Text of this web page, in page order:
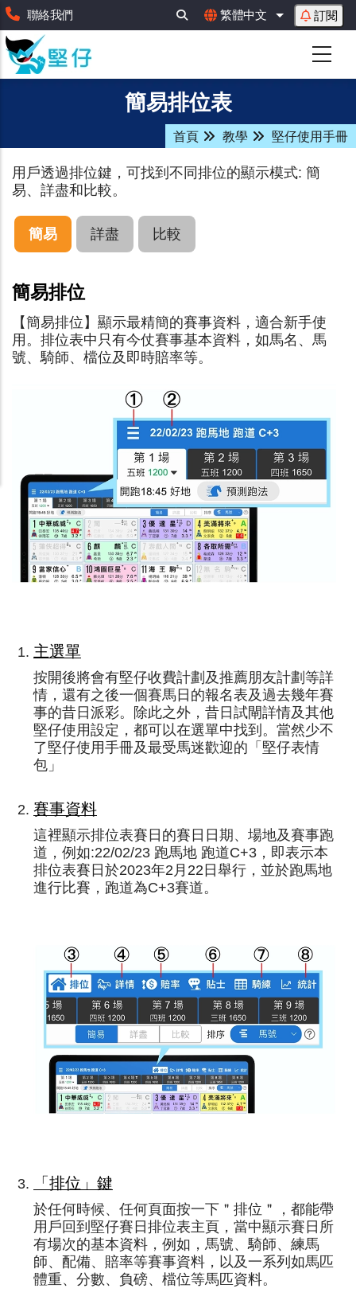
移
至
主
內
容
聯絡我們 繁體中文 列出額外動作
訂閱
簡易排位表
首頁 教學 堅仔使用手冊
用戶透過排位鍵，可找到不同排位的顯示模式: 簡
易、詳盡和比較。
簡易 詳盡 比較
簡易排位
【簡易排位】顯示最精簡的賽事資料，適合新手使
用。排位表中只有今仗賽事基本資料，如馬名、馬
號、騎師、檔位及即時賠率等。
主選單
按開後將會有堅仔收費計劃及推薦朋友計劃等詳
情，還有之後一個賽馬日的報名表及過去幾年賽
事的昔日派彩。除此之外，昔日試閘詳情及其他
堅仔使用設定，都可以在選單中找到。當然少不
了堅仔使用手冊及最受馬迷歡迎的「堅仔表情
包」
賽事資料
這裡顯示排位表賽日的賽日日期、場地及賽事跑
道，例如:22/02/23 跑馬地 跑道C+3，即表示本
排位表賽日於2023年2月22日舉行，並於跑馬地
進行比賽，跑道為C+3賽道。
「排位」鍵
於任何時候、任何頁面按一下＂排位＂，都能帶
用戶回到堅仔賽日排位表主頁，當中顯示賽日所
有場次的基本資料，例如，馬號、騎師、練馬
師、配備、賠率等賽事資料，以及一系列如馬匹
體重、分數、負磅、檔位等馬匹資料。